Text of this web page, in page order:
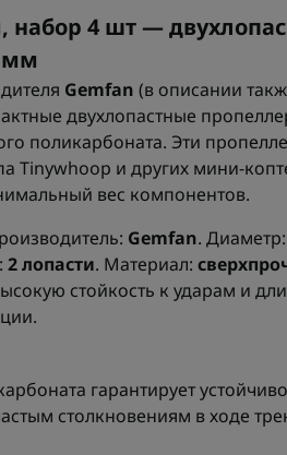
4 шт —
мм
Gemfan (в описании
двухлопастные
поликарбоната. Эти
Tinywhoop и других мини-
вес компонентов.
Gemfan. Диаметр:
2 лопасти. Материал:
стойкость к ударам и
гарантирует
столкновениям в ходе